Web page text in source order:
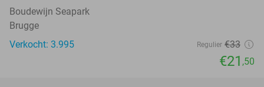
Boudewijn Seapark
Brugge
Verkocht: 3.995
Regulier €33
€21 ,50